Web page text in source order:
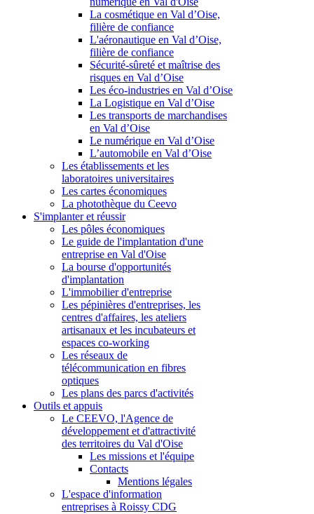
La cosmétique en Val d’Oise,
filière de confiance
L'aéronautique en Val d’Oise,
filière de confiance
Sécurité-sûreté et maîtrise des
risques en Val d’Oise
Les éco-industries en Val d’Oise
La Logistique en Val d’Oise
Les transports de marchandises
en Val d’Oise
Le numérique en Val d’Oise
L’automobile en Val d’Oise
Les établissements et les
laboratoires universitaires
Les cartes économiques
La photothèque du Ceevo
S'implanter et réussir
Les pôles économiques
Le guide de l'implantation d'une
entreprise en Val d'Oise
La bourse d'opportunités
d'implantation
L'immobilier d'entreprise
Les pépinières d'entreprises, les
centres d'affaires, les ateliers
artisanaux et les incubateurs et
espaces co-working
Les réseaux de
télécommunication en fibres
optiques
Les plans des parcs d'activités
Outils et appuis
Le CEEVO, l'Agence de
développement et d'attractivité
des territoires du Val d'Oise
Les missions et l'équipe
Contacts
Mentions légales
L'espace d'information
entreprises à Roissy CDG